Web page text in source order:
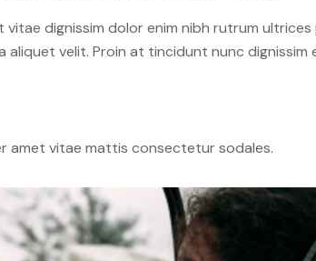
dignissim dolor enim nibh rutrum
velit. Proin at tincidunt nunc dignissim
amet vitae mattis consectetur sodales.